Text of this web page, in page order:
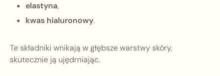
elastyna,
kwas hialuronowy.
Te składniki wnikają w głębsze warstwy skóry,
skutecznie ją ujędrniając.